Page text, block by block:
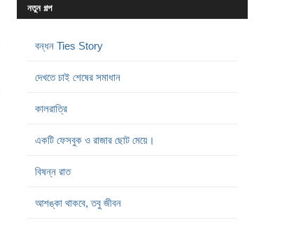
নতুন গল্প
বন্ধন Ties Story
দেখতে চাই শেষের সমাধান
কালরাত্রি
একটি ফেসবুক ও রাজার ছোট মেয়ে।
বিষন্ন রাত
আশঙ্কা থাকবে, তবু জীবন